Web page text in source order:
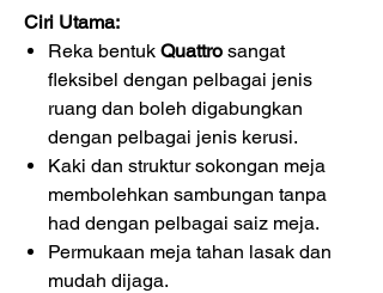
Ciri Utama:
Reka bentuk Quattro sangat
fleksibel dengan pelbagai jenis
ruang dan boleh digabungkan
dengan pelbagai jenis kerusi.
Kaki dan struktur sokongan meja
membolehkan sambungan tanpa
had dengan pelbagai saiz meja.
Permukaan meja tahan lasak dan
mudah dijaga.